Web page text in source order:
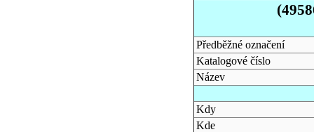
Předběžné označení
Katalogové číslo
Název
Kdy
Kde